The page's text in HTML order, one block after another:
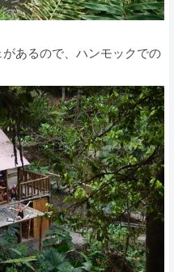
あるので、ハンモックでの